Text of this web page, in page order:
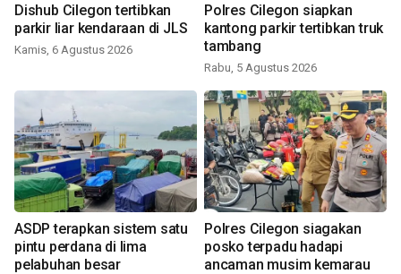
Dishub Cilegon tertibkan
parkir liar kendaraan di JLS
Kamis, 6 Agustus 2026
Polres Cilegon siapkan
kantong parkir tertibkan truk
tambang
Rabu, 5 Agustus 2026
ASDP terapkan sistem satu
pintu perdana di lima
pelabuhan besar
Polres Cilegon siagakan
posko terpadu hadapi
ancaman musim kemarau